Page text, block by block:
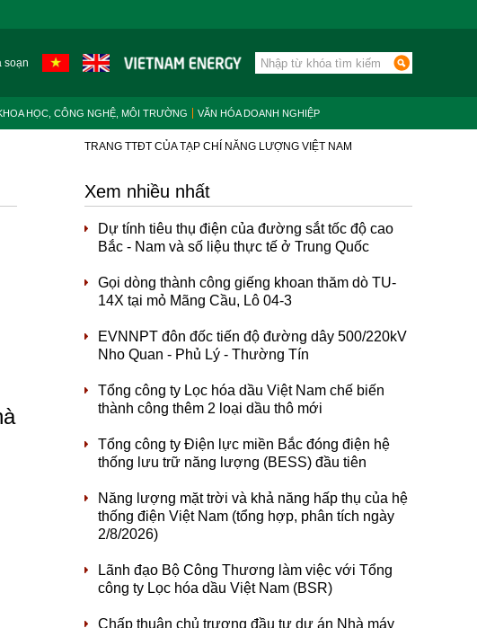
soạn
HỌC, CÔNG NGHỆ, MÔI TRƯỜNG VĂN HÓA DOANH NGHIỆP
TRANG TTĐT CỦA TẠP CHÍ NĂNG LƯỢNG VIỆT NAM
Xem nhiều nhất
Dự tính tiêu thụ điện của đường sắt tốc độ cao
Bắc - Nam và số liệu thực tế ở Trung Quốc
Gọi dòng thành công giếng khoan thăm dò TU-
14X tại mỏ Mãng Cầu, Lô 04-3
EVNNPT đôn đốc tiến độ đường dây 500/220kV
Nho Quan - Phủ Lý - Thường Tín
Tổng công ty Lọc hóa dầu Việt Nam chế biến
thành công thêm 2 loại dầu thô mới
Tổng công ty Điện lực miền Bắc đóng điện hệ
thống lưu trữ năng lượng (BESS) đầu tiên
Năng lượng mặt trời và khả năng hấp thụ của hệ
thống điện Việt Nam (tổng hợp, phân tích ngày
2/8/2026)
Lãnh đạo Bộ Công Thương làm việc với Tổng
công ty Lọc hóa dầu Việt Nam (BSR)
Chấp thuận chủ trương đầu tư dự án Nhà máy